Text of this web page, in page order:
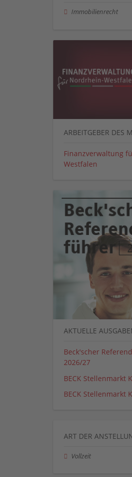
Immobilienrecht
ARBEITGEBER DES
Finanzverwaltung
Westfalen
AKTUELLE
Beck'scher
2026/27
BECK Stellenmarkt
BECK Stellenmarkt
ART DER
Vollzeit